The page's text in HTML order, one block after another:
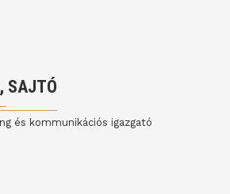
SAJTÓ
és kommunikációs igazgató